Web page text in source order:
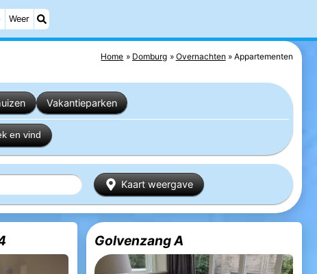
Weer
Home Domburg Overnachten Appartementen
Vakantieparken
en vind
Kaart weergave
Golvenzang A